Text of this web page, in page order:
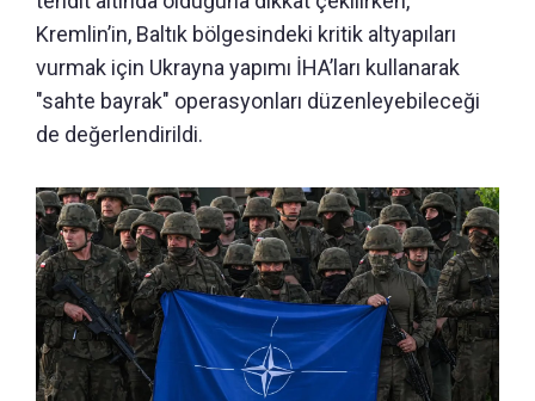
Kremlin’in, Baltık bölgesindeki kritik altyapıları
vurmak için Ukrayna yapımı İHA’ları kullanarak
"sahte bayrak" operasyonları düzenleyebileceği
de değerlendirildi.